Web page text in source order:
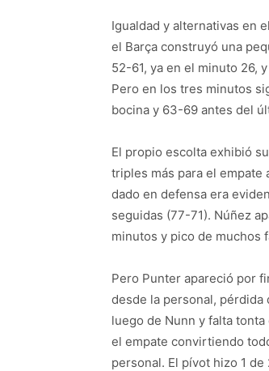
Igualdad y alternativas en
el Barça construyó una
52-61, ya en el minuto 26,
Pero en los tres minutos
bocina y 63-69 antes del
El propio escolta exhibió
triples más para el empate
dado en defensa era
seguidas (77-71). Núñez
minutos y pico de muchos
Pero Punter apareció por
desde la personal, pérdida
luego de Nunn y falta
el empate convirtiendo
personal. El pívot hizo 1